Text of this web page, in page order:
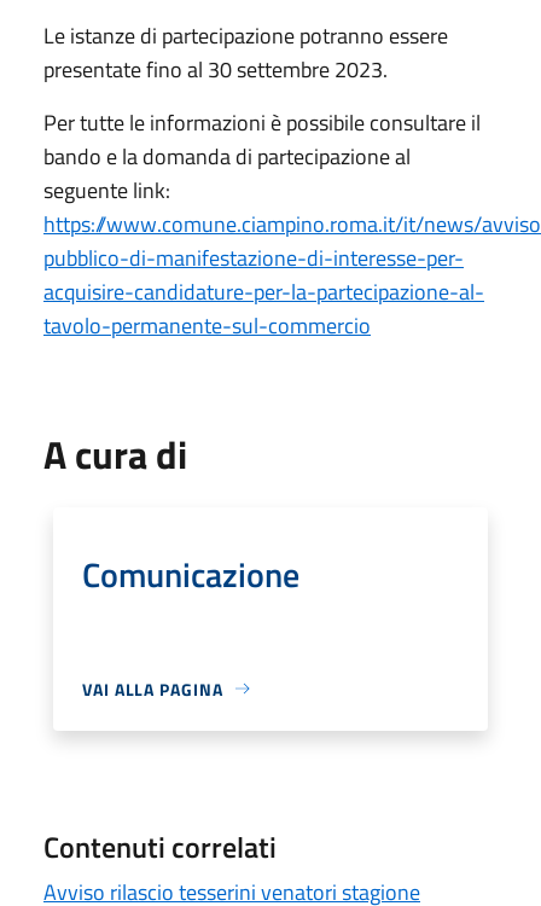
Le istanze di partecipazione potranno essere
presentate fino al 30 settembre 2023.
Per tutte le informazioni è possibile consultare il
bando e la domanda di partecipazione al
seguente link:
https://www.comune.ciampino.roma.it/it/news/
pubblico-di-manifestazione-di-interesse-per-
acquisire-candidature-per-la-partecipazione-al-
tavolo-permanente-sul-commercio
A cura di
Comunicazione
VAI ALLA PAGINA
Contenuti correlati
Avviso rilascio tesserini venatori stagione